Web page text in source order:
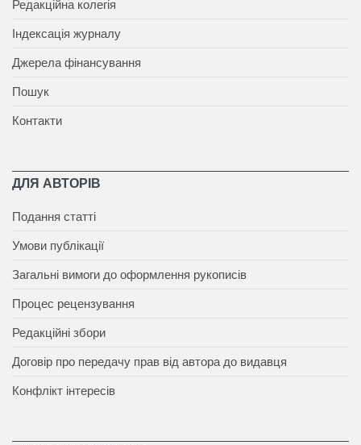
Редакційна колегія
Індексація журналу
Джерела фінансування
Пошук
Контакти
ДЛЯ АВТОРІВ
Подання статті
Умови публікації
Загальні вимоги до оформлення рукописів
Процес рецензування
Редакційні збори
Договір про передачу прав від автора до видавця
Конфлікт інтересів